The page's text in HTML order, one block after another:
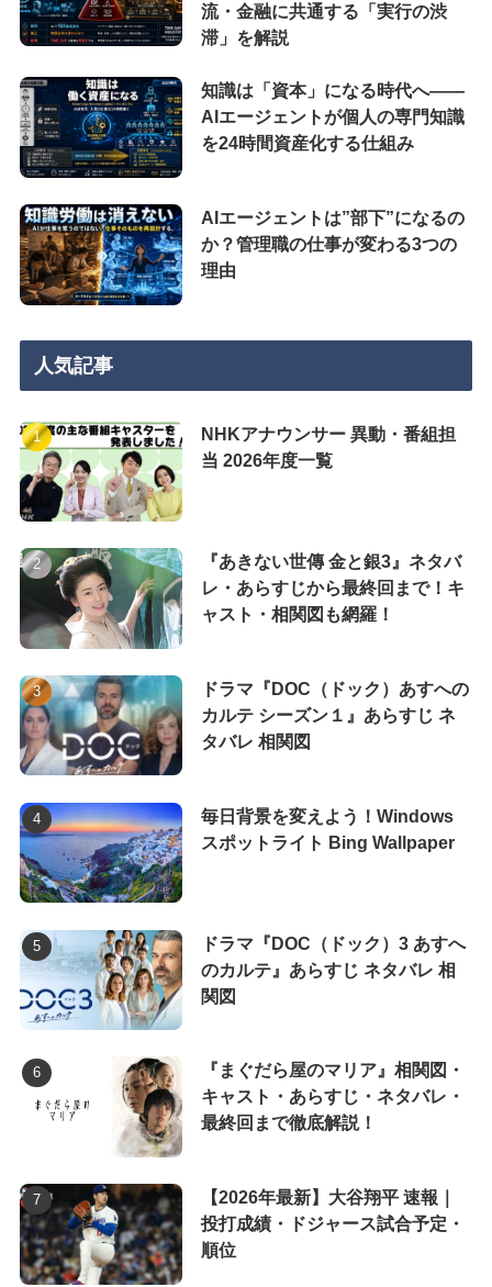
流・金融に共通する「実行の渋
滞」を解説
知識は「資本」になる時代へ——
AIエージェントが個人の専門知識
を24時間資産化する仕組み
AIエージェントは”部下”になるの
か？管理職の仕事が変わる3つの
理由
人気記事
NHKアナウンサー 異動・番組担
当 2026年度一覧
『あきない世傳 金と銀3』ネタバ
レ・あらすじから最終回まで！キ
ャスト・相関図も網羅！
ドラマ『DOC（ドック）あすへの
カルテ シーズン１』あらすじ ネ
タバレ 相関図
毎日背景を変えよう！Windows
スポットライト Bing Wallpaper
ドラマ『DOC（ドック）3 あすへ
のカルテ』あらすじ ネタバレ 相
関図
『まぐだら屋のマリア』相関図・
キャスト・あらすじ・ネタバレ・
最終回まで徹底解説！
【2026年最新】大谷翔平 速報｜
投打成績・ドジャース試合予定・
順位